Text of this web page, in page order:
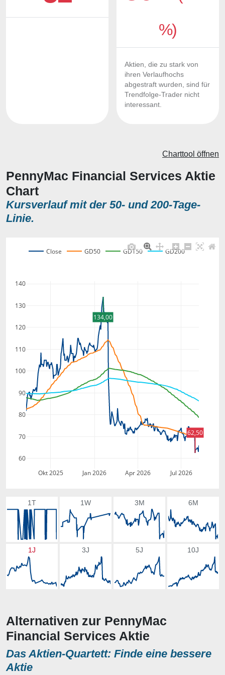
%)
Aktien, die zu stark von
ihren Verlaufhochs
abgestraft wurden, sind für
Trendfolge-Trader nicht
interessant.
PennyMac Financial Services Aktie
Chart
Kursverlauf mit der 50- und 200-Tage-
Linie.
Charttool öffnen
Okt 2025 Jan 2026 Apr 2026 Jul 2026
60
70
80
90
100
110
120
130
140
Close GD50 GD150 GD200
134,00
62,50
1T 1W 3M 6M
1J 3J 5J 10J
Alternativen zur PennyMac
Financial Services Aktie
Das Aktien-Quartett: Finde eine bessere
Aktie